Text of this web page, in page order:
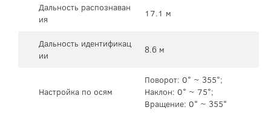
Дальность распознаван
ия
17.1 м
Дальность идентификац
ии
8.6 м
Настройка по осям
Поворот: 0° ~ 355°;
Наклон: 0° ~ 75°;
Вращение: 0° ~ 355°